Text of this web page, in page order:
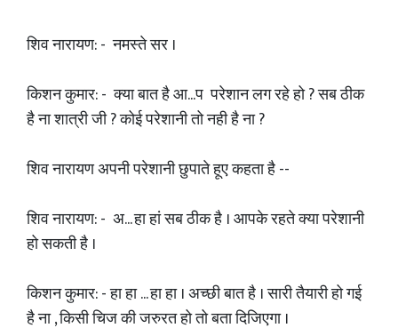
शिव नारायण: - नमस्ते सर ।
किशन कुमार: - क्या बात है आ...प परेशान लग रहे हो ? सब ठीक
है ना शात्री जी ? कोई परेशानी तो नही है ना ?
शिव नारायण अपनी परेशानी छुपाते हूए कहता है --
शिव नारायण: - अ... हा हां सब ठीक है । आपके रहते क्या परेशानी
हो सकती है ।
किशन कुमार: - हा हा ... हा हा । अच्छी बात है । सारी तैयारी हो गई
है ना , किसी चिज की जरुरत हो तो बता दिजिएगा ।